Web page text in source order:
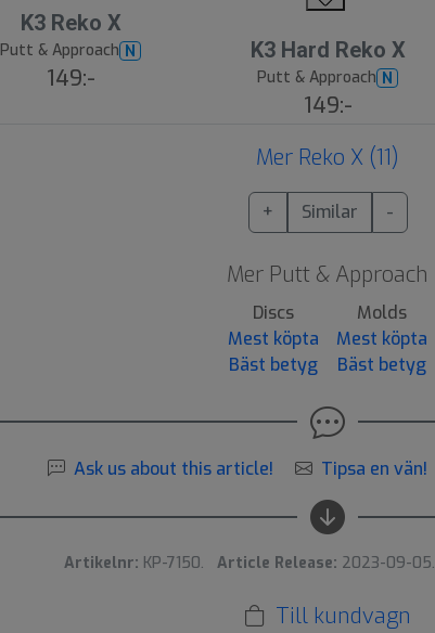
K3 Reko X
Putt & Approach N
149:-
K3 Hard Reko X
Putt & Approach N
149:-
Mer Reko X (11)
+ Similar -
Mer Putt & Approach
Discs
Mest köpta
Bäst betyg
Molds
Mest köpta
Bäst betyg
Ask us about this article! Tipsa en vän!
Artikelnr: KP-7150. Article Release: 2023-09-05.
Till kundvagn